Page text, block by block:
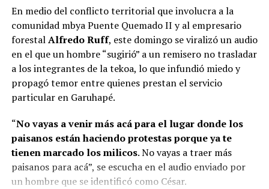
trabajo mancomunado entre el sector público y el
privado fue clave para restablecer este vuelo”, aseguró.
agosto, para abordar la situación derivada del desalojo
de familias el pasado 28 de julio.
A dicha mesa de trabajo serán convocados
representantes de la Policía de Misiones, del ministerio
de Gobierno, del Poder Judicial, del Ministerio Público
Fiscal, de la Municipalidad de Garuhapé, de la parte
caciques de otras comunidades mbya guaraní y un
intérprete.
En medio del conflicto territorial que involucra a la
comunidad mbya Puente Quemado II y al empresario
forestalAlfredo Ruff, este domingo se viralizó un audio
en el que un hombre “sugirió” a un remisero no trasladar
a los integrantes de la tekoa, lo que infundió miedo y
propagó temor entre quienes prestan el servicio
particular en Garuhapé.
“No vayas a venir más acá para el lugar donde los
paisanos están haciendo protestas porque ya te
tienen marcado los milicos. No vayas a traer más
paisanos para acá”, se escucha en el audio enviado por
un hombre que se identificó como César.